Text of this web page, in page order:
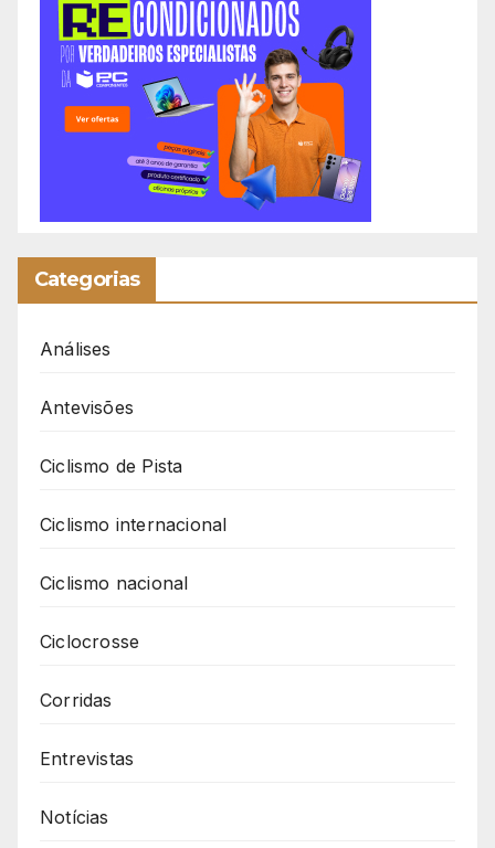
Categorias
Análises
Antevisões
Ciclismo de Pista
Ciclismo internacional
Ciclismo nacional
Ciclocrosse
Corridas
Entrevistas
Notícias